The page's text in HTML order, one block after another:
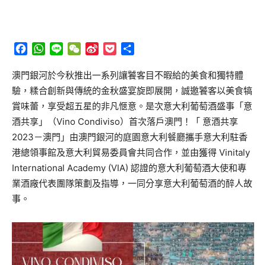
Facebook
WhatsApp
Line WeChat
Sina
Pocket
澳門銀河於今秋推出一系列讓饕客目不暇給的美食和獨特體
驗，糅合創新與傳統的金秋盛宴旋即展開，誠邀饕客以美食犒
賞味蕾，享受超五星的非凡愜意。是次意大利葡萄酒盛事「意
酒共享」（Vino Condiviso）首次落戶澳門！「 意酒共享
2023－澳門」由澳門銀河的庭園意大利餐廳攜手意大利駐香
港總領事館及意大利貿易委員會共同合作，並由獲得 Vinitaly
International Academy (VIA) 認證的意大利葡萄酒大使和專
業酒廠代表團隊策劃及指導，一同分享意大利葡萄酒的醉人故
事。